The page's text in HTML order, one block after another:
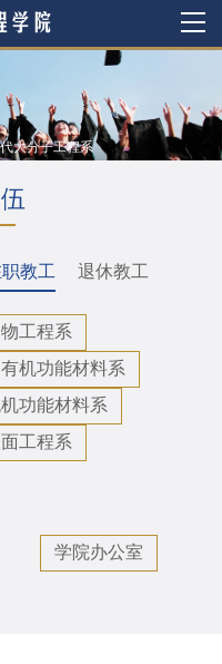
大分子工程系
教工 退休教工
工程系
有机功能材料系
功能材料系
工程系
学院办公室